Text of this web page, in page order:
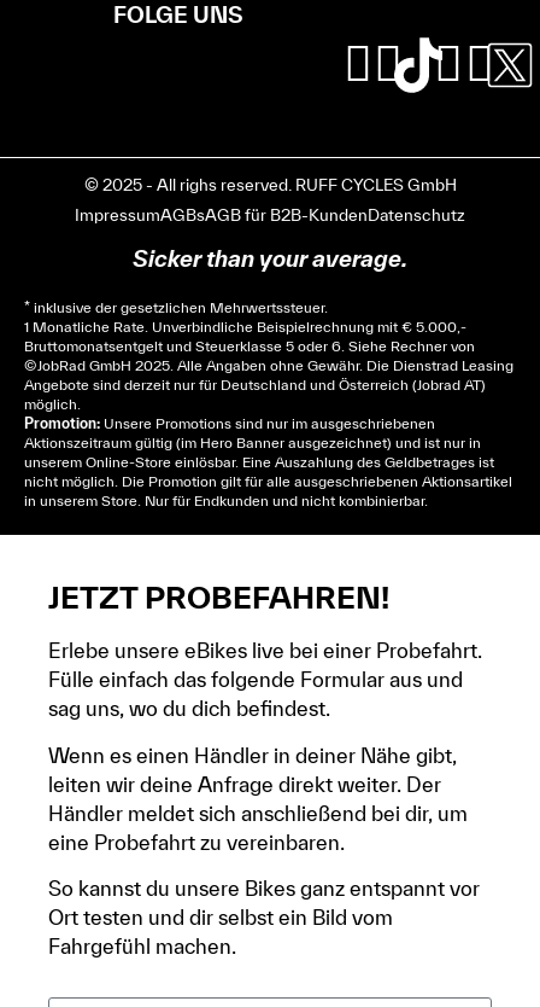
FOLGE UNS
© 2025 - All righs reserved. RUFF CYCLES GmbH
ImpressumAGBsAGB für B2B-KundenDatenschutz
Sicker than your average.
* inklusive der gesetzlichen Mehrwertssteuer.
1 Monatliche Rate. Unverbindliche Beispielrechnung mit € 5.000,-
Bruttomonatsentgelt und Steuerklasse 5 oder 6. Siehe Rechner von
© JobRad GmbH 2025. Alle Angaben ohne Gewähr. Die Dienstrad Leasing
Angebote sind derzeit nur für Deutschland und Österreich (Jobrad AT)
möglich.
Promotion: Unsere Promotions sind nur im ausgeschriebenen
Aktionszeitraum gültig (im Hero Banner ausgezeichnet) und ist nur in
unserem Online-Store einlösbar. Eine Auszahlung des Geldbetrages ist
nicht möglich. Die Promotion gilt für alle ausgeschriebenen Aktionsartikel
in unserem Store. Nur für Endkunden und nicht kombinierbar.
JETZT PROBEFAHREN!
Erlebe unsere eBikes live bei einer Probefahrt.
Fülle einfach das folgende Formular aus und
sag uns, wo du dich befindest.
Wenn es einen Händler in deiner Nähe gibt,
leiten wir deine Anfrage direkt weiter. Der
Händler meldet sich anschließend bei dir, um
eine Probefahrt zu vereinbaren.
So kannst du unsere Bikes ganz entspannt vor
Ort testen und dir selbst ein Bild vom
Fahrgefühl machen.